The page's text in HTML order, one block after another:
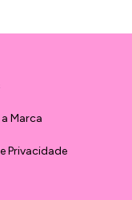
Marca
Privacidade